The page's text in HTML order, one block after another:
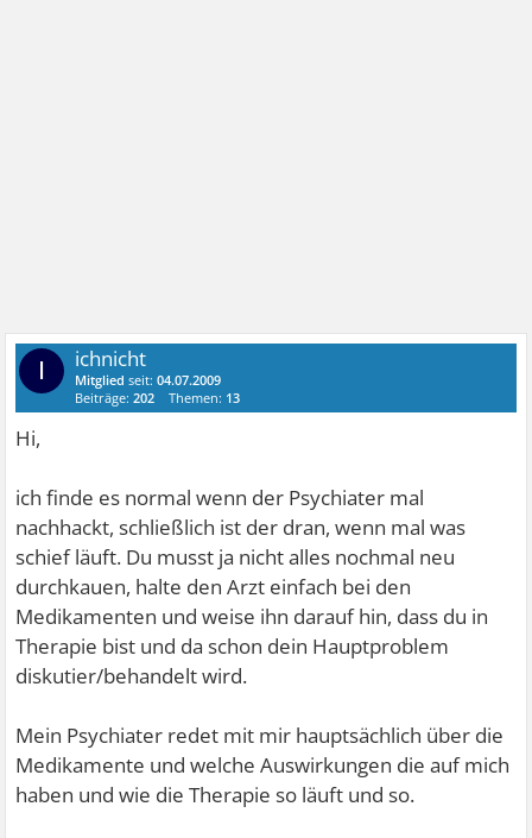
I ichnicht
Mitglied seit:04.07.2009
Beiträge:202 Themen: 13
Hi,
ich finde es normal wenn der Psychiater mal
nachhackt, schließlich ist der dran, wenn mal was
schief läuft. Du musst ja nicht alles nochmal neu
durchkauen, halte den Arzt einfach bei den
Medikamenten und weise ihn darauf hin, dass du in
Therapie bist und da schon dein Hauptproblem
diskutier/behandelt wird.
Mein Psychiater redet mit mir hauptsächlich über die
Medikamente und welche Auswirkungen die auf mich
haben und wie die Therapie so läuft und so.